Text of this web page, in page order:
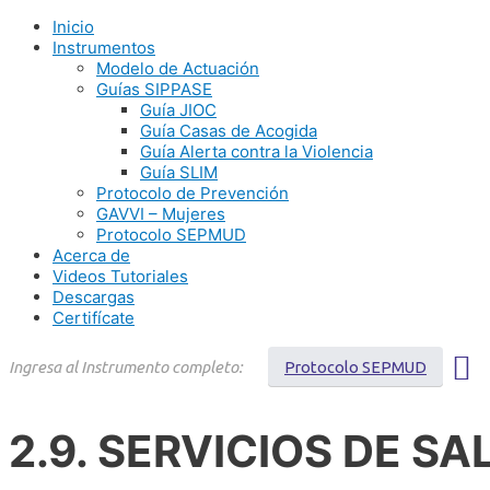
contenido
Inicio
Instrumentos
Modelo de Actuación
Guías SIPPASE
Guía JIOC
Guía Casas de Acogida
Guía Alerta contra la Violencia
Guía SLIM
Protocolo de Prevención
GAVVI – Mujeres
Protocolo SEPMUD
Acerca de
Videos Tutoriales
Descargas
Certifícate
Protocolo SEPMUD
2.9. SERVICIOS DE